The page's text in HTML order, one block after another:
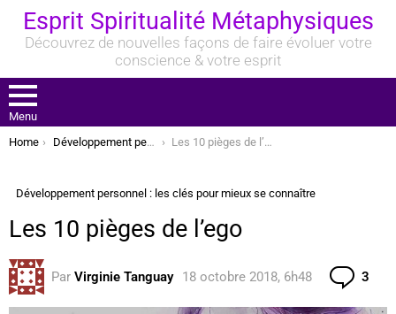
Esprit Spiritualité Métaphysiques
Découvrez de nouvelles façons de faire évoluer votre
conscience & votre esprit
Menu
You are here:
Home Développement personnel : les clés pour mieux se connaître Les 10 pièges de l’ego
Développement personnel : les clés pour mieux se connaître
Les 10 pièges de l’ego
Par Virginie Tanguay 18 octobre 2018, 6h48 3